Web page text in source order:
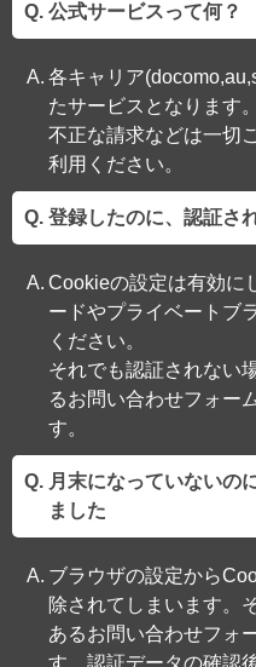
公式サービスって何？
各キャリア
たサービスとなります。
不正な請求などは一切
利用ください。
登録したのに、認証さ
Cookieの設定は有効に
ードやプライベートブ
ください。
それでも認証されない
るお問い合わせフォー
す。
月末になっていないの
ました
ブラウザの設定から
除されてしまいます。
あるお問い合わせフォ